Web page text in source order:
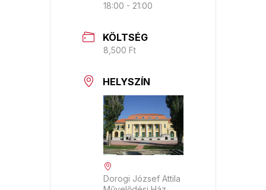
18:00 - 21:00
KÖLTSÉG
8,500 Ft
HELYSZÍN
Dorogi József Attila